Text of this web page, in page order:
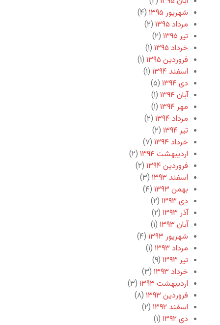
شهریور ۱۳۹۵
(۴)
مرداد ۱۳۹۵
(۲)
تیر ۱۳۹۵
(۲)
خرداد ۱۳۹۵
(۱)
فروردین ۱۳۹۵
(۱)
اسفند ۱۳۹۴
(۱)
دی ۱۳۹۴
(۵)
آبان ۱۳۹۴
(۱)
مهر ۱۳۹۴
(۱)
مرداد ۱۳۹۴
(۲)
تیر ۱۳۹۴
(۲)
خرداد ۱۳۹۴
(۷)
اردیبهشت ۱۳۹۴
(۲)
فروردین ۱۳۹۴
(۲)
اسفند ۱۳۹۳
(۳)
بهمن ۱۳۹۳
(۴)
دی ۱۳۹۳
(۲)
آذر ۱۳۹۳
(۲)
آبان ۱۳۹۳
(۱)
شهریور ۱۳۹۳
(۴)
مرداد ۱۳۹۳
(۱)
تیر ۱۳۹۳
(۹)
خرداد ۱۳۹۳
(۳)
اردیبهشت ۱۳۹۳
(۳)
فروردین ۱۳۹۳
(۸)
اسفند ۱۳۹۲
(۲)
دی ۱۳۹۲
(۱)